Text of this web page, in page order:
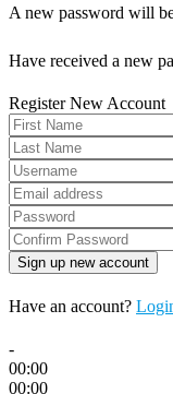
A new password will
Have received a new
Register New Account
Have an account?
-
00:00
00:00